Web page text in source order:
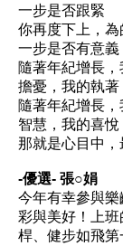
一步是否跟緊
你再度下上，
一步是否有意義
隨著年紀增長，
擔憂，我的執著
隨著年紀增長，
智慧，我的喜悅
那就是心目中，
-優選- 張○娟
今年有幸參與
彩與美好！上
桿、健步如飛